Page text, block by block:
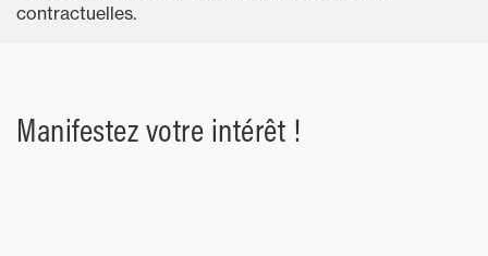
contractuelles.
Manifestez votre intérêt !